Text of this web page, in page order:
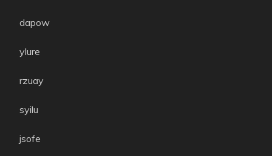
dapow
ylure
rzuay
syilu
jsofe